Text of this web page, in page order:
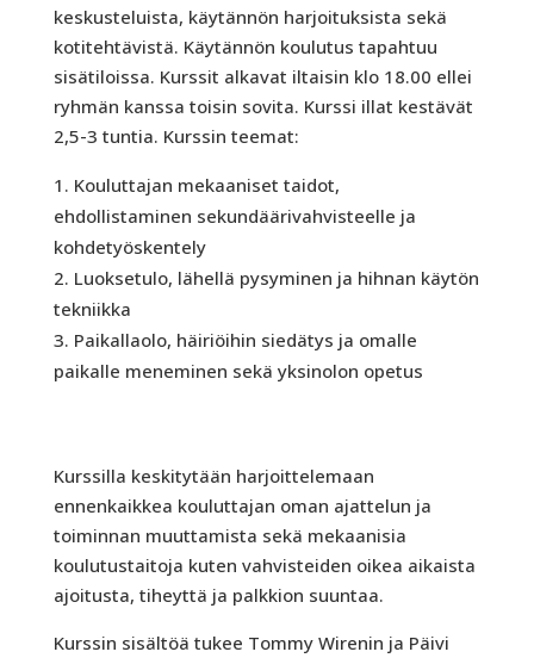
keskusteluista, käytännön harjoituksista sekä
kotitehtävistä. Käytännön koulutus tapahtuu
sisätiloissa. Kurssit alkavat iltaisin klo 18.00 ellei
ryhmän kanssa toisin sovita. Kurssi illat kestävät
2,5-3 tuntia. Kurssin teemat:
Kouluttajan mekaaniset taidot,
ehdollistaminen sekundäärivahvisteelle ja
kohdetyöskentely
Luoksetulo, lähellä pysyminen ja hihnan käytön
tekniikka
Paikallaolo, häiriöihin siedätys ja omalle
paikalle meneminen sekä yksinolon opetus
Kurssilla keskitytään harjoittelemaan
ennenkaikkea kouluttajan oman ajattelun ja
toiminnan muuttamista sekä mekaanisia
koulutustaitoja kuten vahvisteiden oikea aikaista
ajoitusta, tiheyttä ja palkkion suuntaa.
Kurssin sisältöä tukee Tommy Wirenin ja Päivi